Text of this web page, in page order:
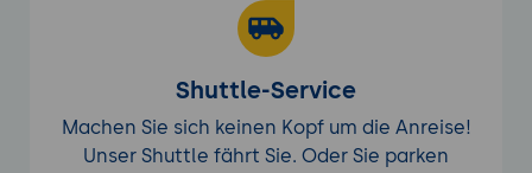
Shuttle-Service
Machen Sie sich keinen Kopf um die Anreise!
Unser Shuttle fährt Sie. Oder Sie parken